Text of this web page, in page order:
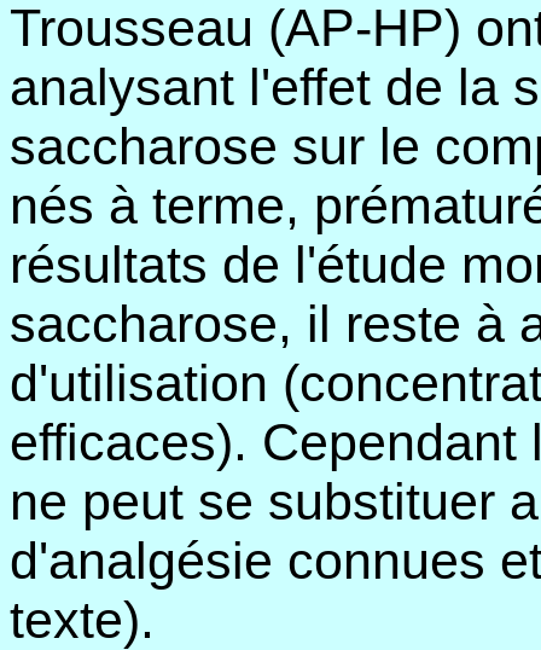
Trousseau (AP-HP)
analysant l'effet de la
saccharose sur le
nés à terme,
résultats de l'étude
saccharose, il reste à
d'utilisation
efficaces).
ne peut se substituer
d'analgésie connues
texte).